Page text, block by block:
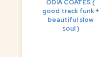
ODIA COATES (
good track funk +
beautiful slow
soul )